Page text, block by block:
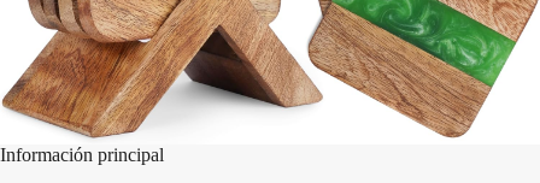
Información principal